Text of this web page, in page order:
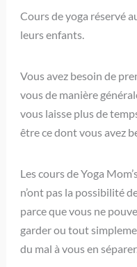
Cours de yoga réservé
leurs enfants.
Vous avez besoin de
vous de manière
vous laisse plus de
être ce dont vous avez
Les cours de Yoga
n’ont pas la possibilité
parce que vous ne
garder ou tout
du mal à vous en